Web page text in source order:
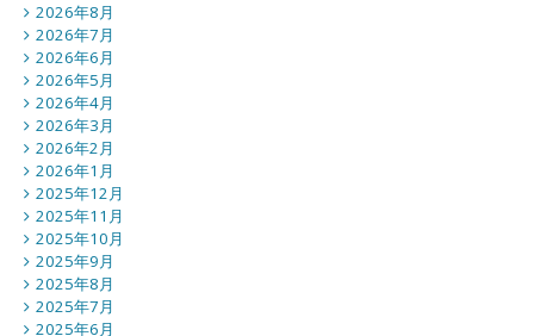
2026年8月
2026年7月
2026年6月
2026年5月
2026年4月
2026年3月
2026年2月
2026年1月
2025年12月
2025年11月
2025年10月
2025年9月
2025年8月
2025年7月
2025年6月